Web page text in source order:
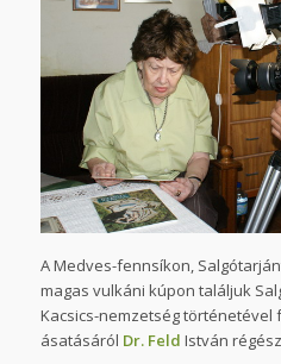
A Medves-fennsíkon,
magas vulkáni kúpon találjuk
Kacsics-nemzetség történetével
ásatásáról Dr. Feld István